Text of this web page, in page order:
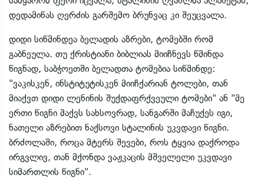
დედამიწას ღერძის გარშემო ბრუნვაც კი შეუცვალა.
დიდი სიწმინდეა ბელადის აზრები, ტომებში რომ
გაბნეულა. თუ ქრისტიანი ბიბლიას მიიჩნევს წმინდა
წიგნად, საბჭოეთში ბელადთა ტომებია სიწმინდე:
"ვაკისკენ, ინსტიტუტისკენ მიიჩქარიან ტოლები, თან
მიაქვთ დიდი ლენინის შუქდაფრქვეული ტომები" ან "მე
ერთი წიგნი მაქვს სახსოვრად, სანგარში მაჩუქეს იგი,
ნათელი აზრებით ნაქსოვი სტალინის უკვდავი წიგნი.
ბრძოლაში, როცა მტერს შევები, როს ტყვია დაქროდა
ირგვლივ, თან მქონდა ვაჟკაცის მშველელი უკვდავი
სიმართლის წიგნი".